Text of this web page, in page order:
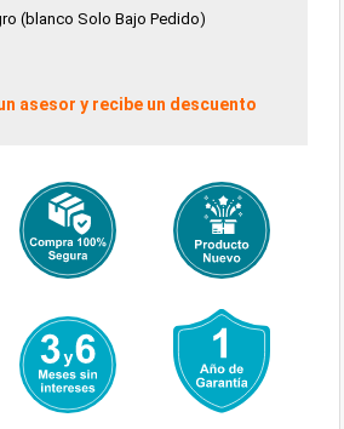
(blanco Solo Bajo Pedido)
asesor y recibe un descuento